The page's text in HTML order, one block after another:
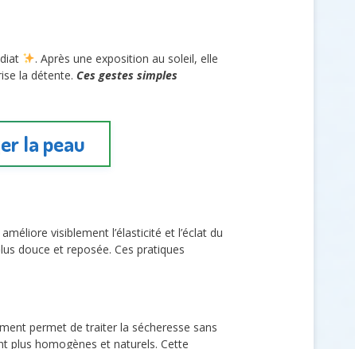
. Après une exposition au soleil, elle
la détente. Ces gestes simples
la peau
visiblement l’élasticité et l’éclat du
douce et reposée. Ces pratiques
permet de traiter la sécheresse sans
plus homogènes et naturels. Cette